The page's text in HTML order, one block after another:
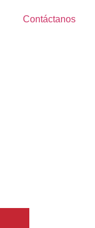
Contáctanos